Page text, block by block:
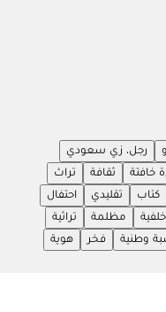
رجل، زي سعودي
خافتة ثقافة
تراث
كتاب تقليدي
احتفال
خلفية مظلمة
تراثية
وطنية فخر هوية